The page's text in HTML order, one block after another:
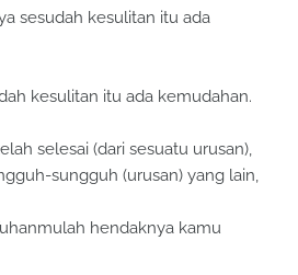
sesudah kesulitan itu ada
kesulitan itu ada kemudahan.
selesai (dari sesuatu urusan),
sungguh (urusan) yang lain,
hendaknya kamu